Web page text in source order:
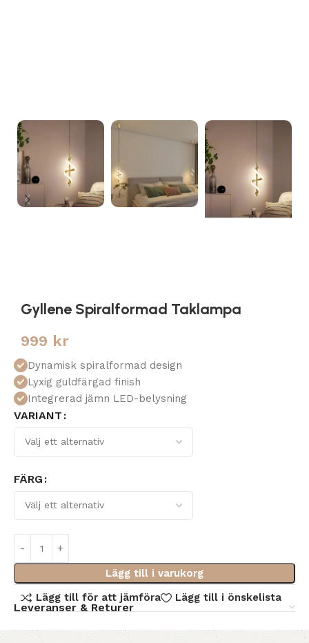
Gyllene Spiralformad Taklampa
999 kr
Dynamisk spiralformad design
Lyxig guldfärgad finish
Integrerad jämn LED-belysning
VARIANT
FÄRG
Lägg till i varukorg
Lägg till för att jämföra
Lägg till i önskelista
Leveranser & Returer